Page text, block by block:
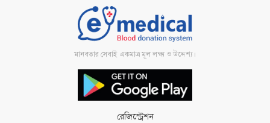
মানবতার সেবাই একমাত্র মূল লক্ষ্য ও উদ্দেশ্য।
রেজিস্ট্রেশন